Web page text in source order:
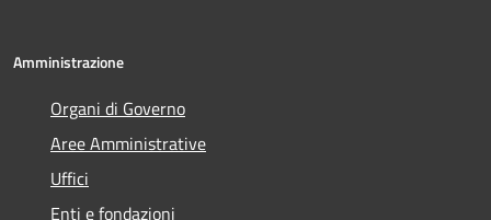
Amministrazione
Organi di Governo
Aree Amministrative
Uffici
Enti e fondazioni